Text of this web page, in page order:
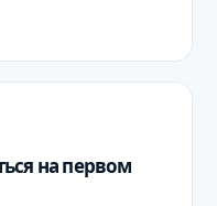
на первом